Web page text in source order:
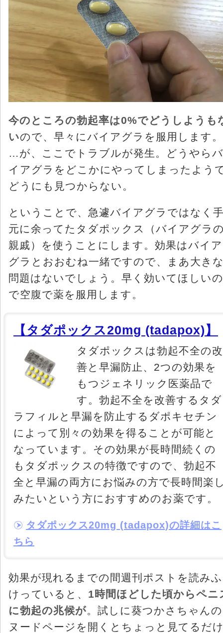
今のところの勃起率は0%でどうしようも
いので、早々にバイアグラを服用します。
…が、ここでトラブルが発生。どうやらバ
イアグラをどこかにやってしまったよう
どうにも見つからない。
ということで、急遽バイアグラではなく
元に余ってたタダポックス（バイアグラ
親戚）を使うことにします。効果はバイア
グラとおおむね一緒ですので、まあ大き
問題はないでしょう。早く効いてほしいの
で空腹で薬を服用します。
【タダポックス20mg (tadapox)】
タダポックスは勃起不全の改
善と早漏防止、2つの効果を
もつジェネリック医薬品で
す。勃起不全を改善するタダ
ラフィルと早漏を防止するダポキセチン
によって別々の効果を得ることが可能と
なっています。その効果が長時間続くの
もタダポックスの特徴ですので、勃起不
全と早漏の両方にお悩みの方で長時間楽
みたいという方におすすめのお薬です。
タダポックス20mg (tadapox)の詳細はこ
ちら
効果が現れるまでの間週刊ポストを読みふ
けっていると、 1時間ほどした頃からペニ
に勃起の兆候が。試しに葵つかさちゃんの
ヌードページを開くとちょっと見てるだ